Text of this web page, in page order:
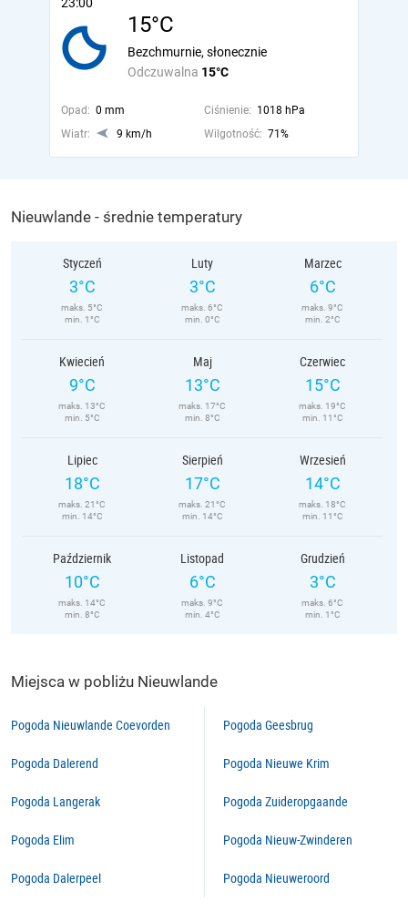
15°C
Odczuwalna 15°C
Bezchmurnie, słonecznie
Opad: 0 mm Ciśnienie: 1018 hPa
Wiatr:
9 km/h Wilgotność: 71%
Nieuwlande - średnie temperatury
Styczeń
3°C
maks. 5°C
min. 1°C
Luty
3°C
maks. 6°C
min. 0°C
Marzec
6°C
maks. 9°C
min. 2°C
Kwiecień
9°C
maks. 13°C
min. 5°C
Maj
13°C
maks. 17°C
min. 8°C
Czerwiec
15°C
maks. 19°C
min. 11°C
Lipiec
18°C
maks. 21°C
min. 14°C
Sierpień
17°C
maks. 21°C
min. 14°C
Wrzesień
14°C
maks. 18°C
min. 11°C
Październik
10°C
maks. 14°C
min. 8°C
Listopad
6°C
maks. 9°C
min. 4°C
Grudzień
3°C
maks. 6°C
min. 1°C
Miejsca w pobliżu Nieuwlande
Pogoda Nieuwlande Coevorden
Pogoda Dalerend
Pogoda Langerak
Pogoda Elim
Pogoda Dalerpeel
Pogoda Geesbrug
Pogoda Nieuwe Krim
Pogoda Zuideropgaande
Pogoda Nieuw-Zwinderen
Pogoda Nieuweroord